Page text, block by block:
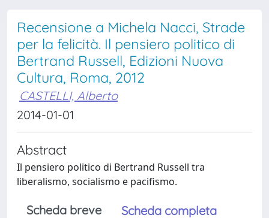
Recensione a Michela Nacci, Strade
per la felicità. Il pensiero politico di
Bertrand Russell, Edizioni Nuova
Cultura, Roma, 2012
CASTELLI, Alberto
2014-01-01
Abstract
Il pensiero politico di Bertrand Russell tra
liberalismo, socialismo e pacifismo.
Scheda breve
Scheda completa